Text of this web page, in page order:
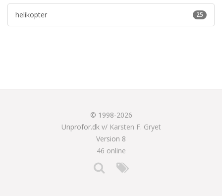
25
helikopter
© 1998-2026
Unprofor.dk v/ Karsten F. Gryet
Version 8
46 online